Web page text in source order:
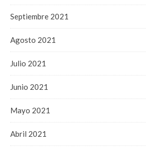
Septiembre 2021
Agosto 2021
Julio 2021
Junio 2021
Mayo 2021
Abril 2021